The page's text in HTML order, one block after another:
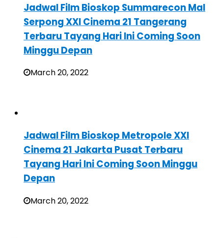
Jadwal Film Bioskop Summarecon Mal
Serpong XXI Cinema 21 Tangerang
Terbaru Tayang Hari Ini Coming Soon
Minggu Depan
March 20, 2022
Jadwal Film Bioskop Metropole XXI
Cinema 21 Jakarta Pusat Terbaru
Tayang Hari Ini Coming Soon Minggu
Depan
March 20, 2022